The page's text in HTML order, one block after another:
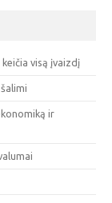
visą įvaizdį
ir